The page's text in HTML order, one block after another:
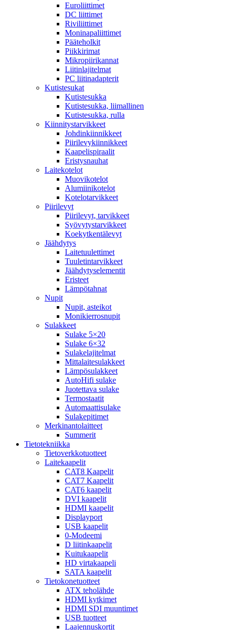
Euroliittimet
DC liittimet
Riviliittimet
Moninapaliittimet
Pääteholkit
Piikkirimat
Mikropiirikannat
Liitinlajitelmat
PC liitinadapterit
Kutistesukat
Kutistesukka
Kutistesukka, liimallinen
Kutistesukka, rulla
Kiinnitystarvikkeet
Johdinkiinnikkeet
Piirilevykiinnikkeet
Kaapelispiraalit
Eristysnauhat
Laitekotelot
Muovikotelot
Alumiinikotelot
Kotelotarvikkeet
Piirilevyt
Piirilevyt, tarvikkeet
Syövytystarvikkeet
Koekytkentälevyt
Jäähdytys
Laitetuulettimet
Tuuletintarvikkeet
Jäähdytyselementit
Eristeet
Lämpötahnat
Nupit
Nupit, asteikot
Monikierrosnupit
Sulakkeet
Sulake 5×20
Sulake 6×32
Sulakelajitelmat
Mittalaitesulakkeet
Lämpösulakkeet
AutoHifi sulake
Juotettava sulake
Termostaatit
Automaattisulake
Sulakepitimet
Merkinantolaitteet
Summerit
Tietotekniikka
Tietoverkkotuotteet
Laitekaapelit
CAT8 Kaapelit
CAT7 Kaapelit
CAT6 kaapelit
DVI kaapelit
HDMI kaapelit
Displayport
USB kaapelit
0-Modeemi
D liitinkaapelit
Kuitukaapelit
HD virtakaapeli
SATA kaapelit
Tietokonetuotteet
ATX teholähde
HDMI kytkimet
HDMI SDI muuntimet
USB tuotteet
Laajennuskortit